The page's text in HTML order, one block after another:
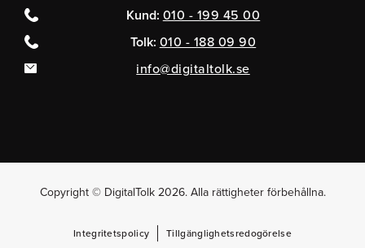
Kund: 010 - 199 45 00
Tolk: 010 - 188 09 90
info@digitaltolk.se
Copyright © DigitalTolk 2026. Alla rättigheter förbehållna.
Integritetspolicy Tillgänglighetsredogörelse